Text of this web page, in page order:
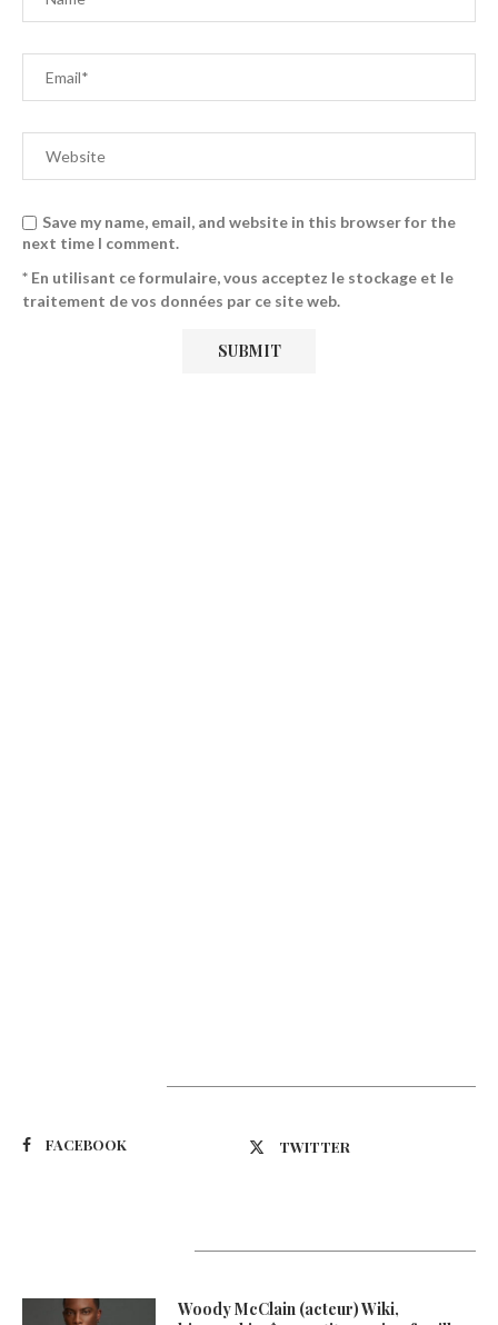
Save my name, email, and website in this browser for the
next time I comment.
* En utilisant ce formulaire, vous acceptez le stockage et le
traitement de vos données par ce site web.
FACEBOOK TWITTER
Woody McClain (acteur) Wiki,